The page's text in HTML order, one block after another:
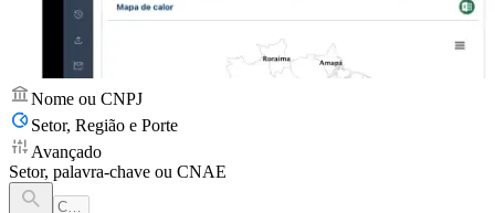
Nome ou CNPJ
Setor, Região e Porte
Avançado
Setor, palavra-chave ou CNAE